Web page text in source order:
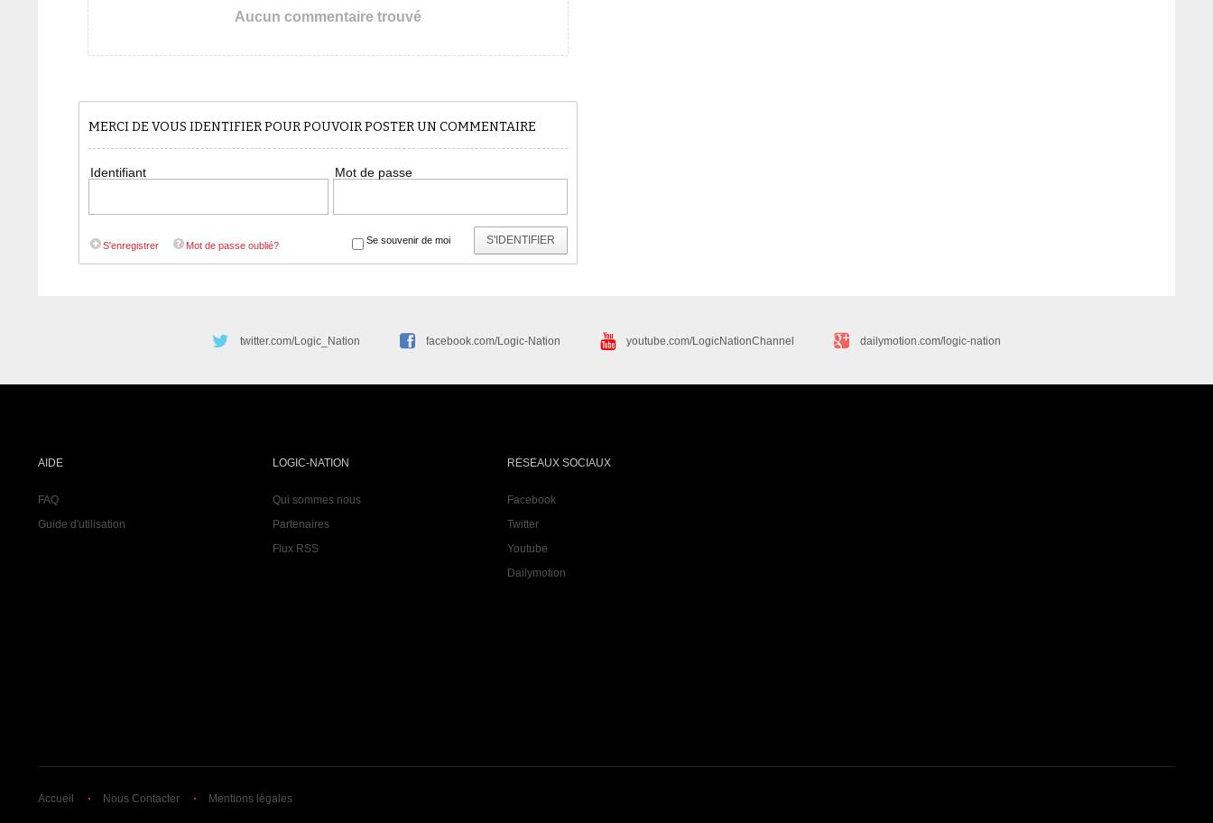
Aucun commentaire trouvé
MERCI DE VOUS IDENTIFIER POUR POUVOIR POSTER UN COMMENTAIRE
Identifiant Mot de passe
S'IDENTIFIER
Se souvenir de moi
S'enregistrer Mot de passe oublié?
twitter.com/Logic_Nation facebook.com/Logic-Nation youtube.com/LogicNationChannel dailymotion.com/logic-nation
AIDE
FAQ
Guide d'utilisation
LOGIC-NATION
Qui sommes nous
Partenaires
Flux RSS
RÉSEAUX SOCIAUX
Facebook
Twitter
Youtube
Dailymotion
Accueil Nous Contacter Mentions légales